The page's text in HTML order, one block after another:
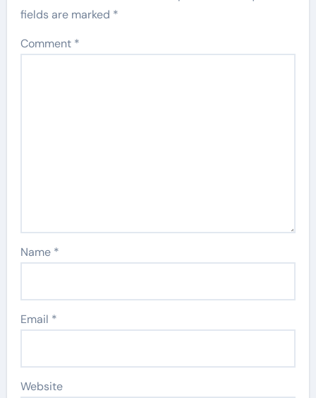
fields are marked *
Comment *
Name *
Email *
Website